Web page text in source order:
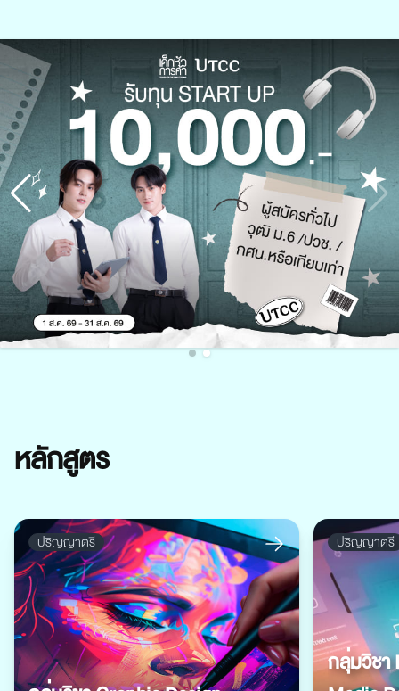
หลักสูตร
ปริญญาตรี ปริญญาตรี
กลุ่มวิชา